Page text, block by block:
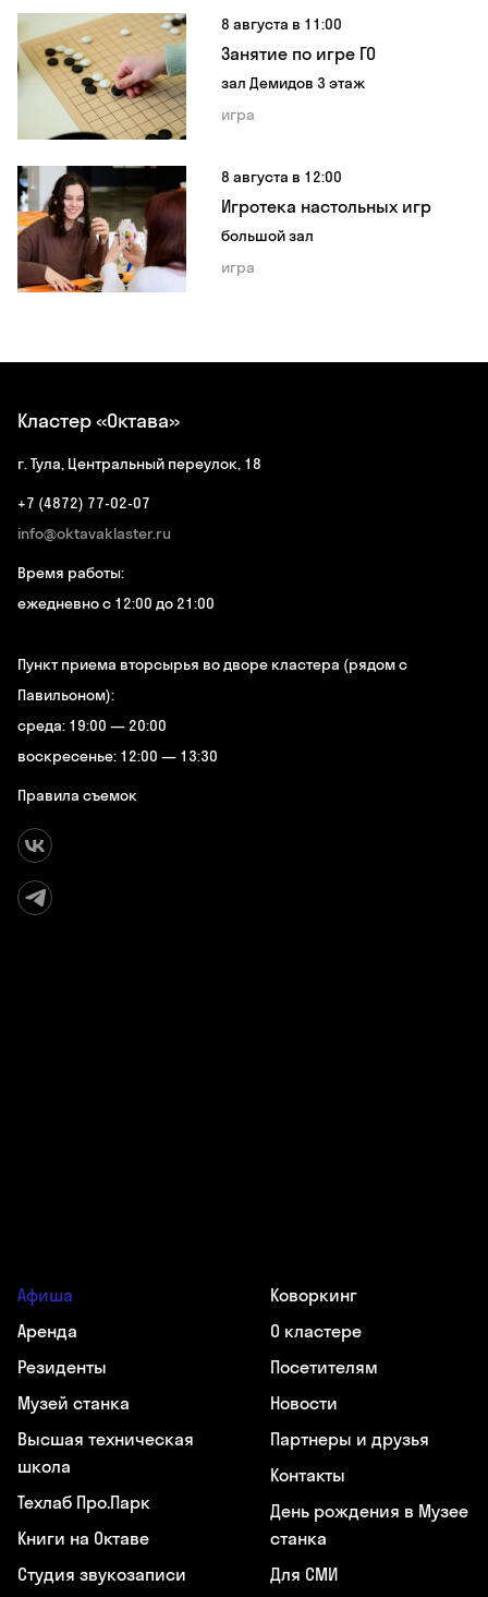
8 августа в 11:00
Занятие по игре ГО
зал Демидов 3 этаж
игра
8 августа в 12:00
Игротека настольных игр
большой зал
игра
Кластер «Октава»
г. Тула, Центральный переулок, 18
+7 (4872) 77-02-07
info@oktavaklaster.ru
Время работы:
ежедневно с 12:00 до 21:00
Пункт приема вторсырья во дворе кластера (рядом с
Павильоном):
среда: 19:00 — 20:00
воскресенье: 12:00 — 13:30
Правила съемок
Афиша
Аренда
Резиденты
Музей станка
Высшая техническая
школа
Техлаб Про.Парк
Книги на Октаве
Студия звукозаписи
Коворкинг
О кластере
Посетителям
Новости
Партнеры и друзья
Контакты
День рождения в Музее
станка
Для СМИ